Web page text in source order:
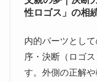
性ロゴス」の相
内的パーツとし
序・決断（ロゴ
す。外側の正解